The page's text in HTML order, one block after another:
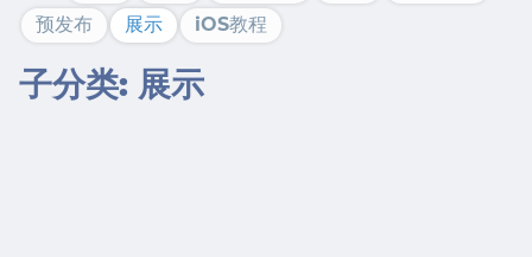
预发布
展示 iOS教程
子分类: 展示